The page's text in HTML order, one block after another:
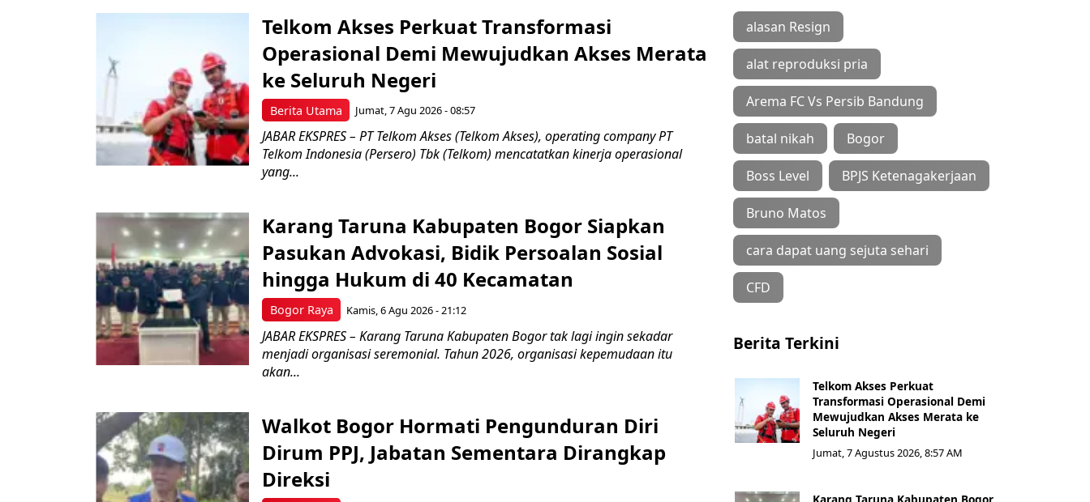
Berita Utama
Telkom Akses Perkuat Transformasi
Operasional Demi Mewujudkan Akses Merata
ke Seluruh Negeri
Jumat, 7 Agu 2026 - 08:57
JABAR EKSPRES – PT Telkom Akses (Telkom Akses), operating company PT
Telkom Indonesia (Persero) Tbk (Telkom) mencatatkan kinerja operasional
yang...
Bogor Raya
Karang Taruna Kabupaten Bogor Siapkan
Pasukan Advokasi, Bidik Persoalan Sosial
hingga Hukum di 40 Kecamatan
Kamis, 6 Agu 2026 - 21:12
JABAR EKSPRES – Karang Taruna Kabupaten Bogor tak lagi ingin sekadar
menjadi organisasi seremonial. Tahun 2026, organisasi kepemudaan itu
akan...
Walkot Bogor Hormati Pengunduran Diri
Dirum PPJ, Jabatan Sementara Dirangkap
Direksi
alasan Resign
alat reproduksi pria
Arema FC Vs Persib Bandung
batal nikah Bogor
Boss Level BPJS Ketenagakerjaan
Bruno Matos
cara dapat uang sejuta sehari
CFD
Berita Terkini
Telkom Akses Perkuat
Transformasi Operasional Demi
Mewujudkan Akses Merata ke
Seluruh Negeri
Jumat, 7 Agustus 2026, 8:57 AM